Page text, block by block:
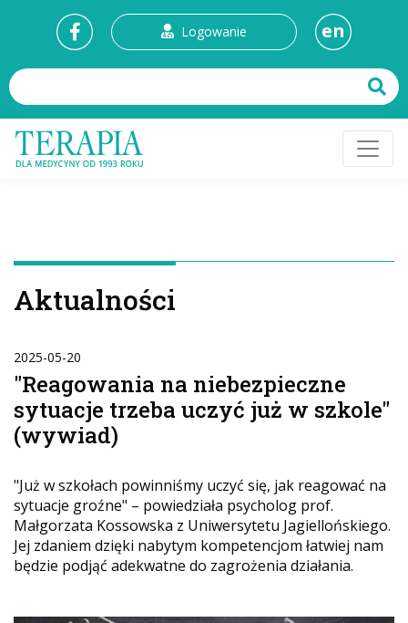
Logowanie en
Aktualności
2025-05-20
"Reagowania na niebezpieczne
sytuacje trzeba uczyć już w szkole"
(wywiad)
"Już w szkołach powinniśmy uczyć się, jak reagować na
sytuacje groźne" – powiedziała psycholog prof.
Małgorzata Kossowska z Uniwersytetu Jagiellońskiego.
Jej zdaniem dzięki nabytym kompetencjom łatwiej nam
będzie podjąć adekwatne do zagrożenia działania.